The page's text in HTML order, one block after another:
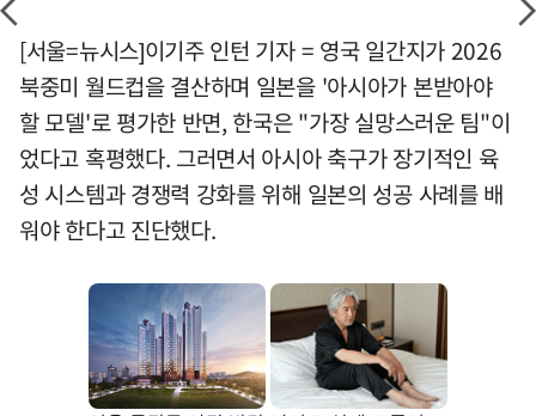
[서울=뉴시스]이기주 인턴 기자 = 영국 일간지가 2026
북중미 월드컵을 결산하며 일본을 '아시아가 본받아야
할 모델'로 평가한 반면, 한국은 "가장 실망스러운 팀"이
었다고 혹평했다. 그러면서 아시아 축구가 장기적인 육
성 시스템과 경쟁력 강화를 위해 일본의 성공 사례를 배
워야 한다고 진단했다.